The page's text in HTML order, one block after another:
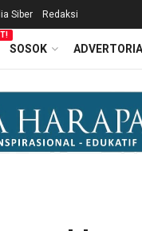
Siber Redaksi
SOSOK